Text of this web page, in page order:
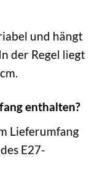
und hängt
der Regel liegt
enthalten?
Lieferumfang
E27-